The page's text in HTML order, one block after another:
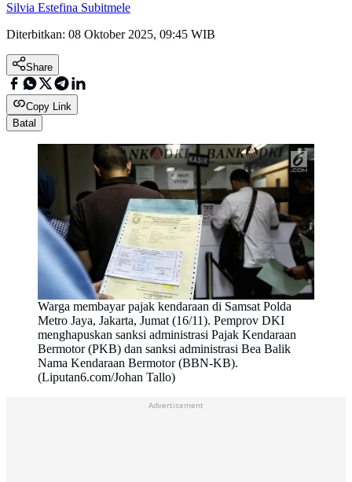
Silvia Estefina Subitmele
Diterbitkan: 08 Oktober 2025, 09:45 WIB
Share
Copy Link
Batal
Warga membayar pajak kendaraan di Samsat Polda
Metro Jaya, Jakarta, Jumat (16/11). Pemprov DKI
menghapuskan sanksi administrasi Pajak Kendaraan
Bermotor (PKB) dan sanksi administrasi Bea Balik
Nama Kendaraan Bermotor (BBN-KB).
(Liputan6.com/Johan Tallo)